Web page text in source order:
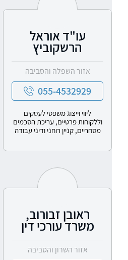
עו"ד אוראל
הרשקוביץ
אזור השפלה והסביבה
055-4532929
ליווי וייצוג משפטי לעסקים
וללקוחות פרטיים, עריכת הסכמים
מסחריים, קניין רוחני ודיני עבודה
ראובן זבורוב,
משרד עורכי דין
אזור השרון והסביבה